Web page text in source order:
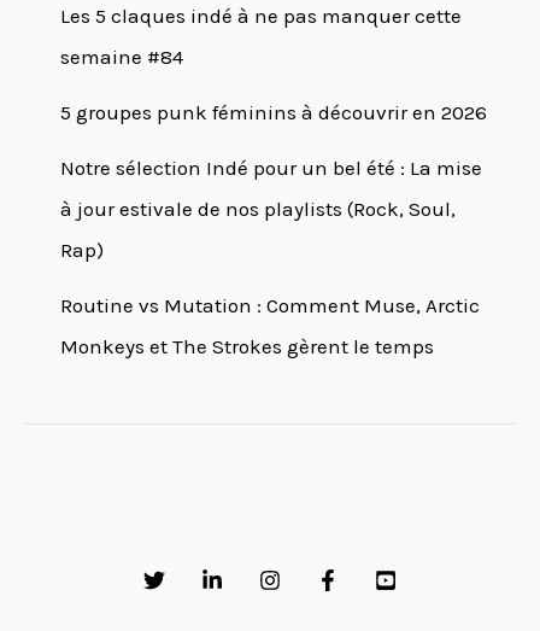
Les 5 claques indé à ne pas manquer cette
semaine #84
5 groupes punk féminins à découvrir en 2026
Notre sélection Indé pour un bel été : La mise
à jour estivale de nos playlists (Rock, Soul,
Rap)
Routine vs Mutation : Comment Muse, Arctic
Monkeys et The Strokes gèrent le temps